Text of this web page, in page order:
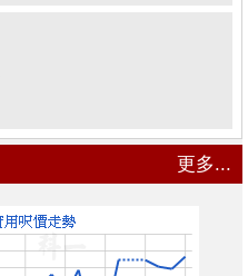
更多...